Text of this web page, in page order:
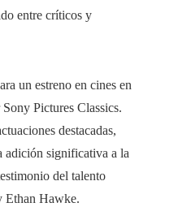
entre críticos y
un estreno en cines en
Pictures Classics.
destacadas,
adición significativa a la
del talento
Ethan Hawke.